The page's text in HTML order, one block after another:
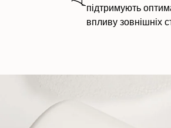
підтримують
впливу зовнішніх